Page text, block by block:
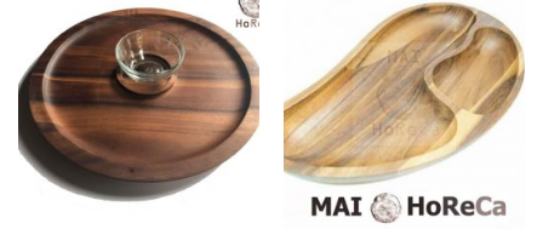
Add to
Wishlist
Add to
Wishlist